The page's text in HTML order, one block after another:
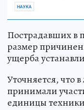
НАУКА
Пострадавших в
размер
ущерба
Уточняется, что
принимали
единицы